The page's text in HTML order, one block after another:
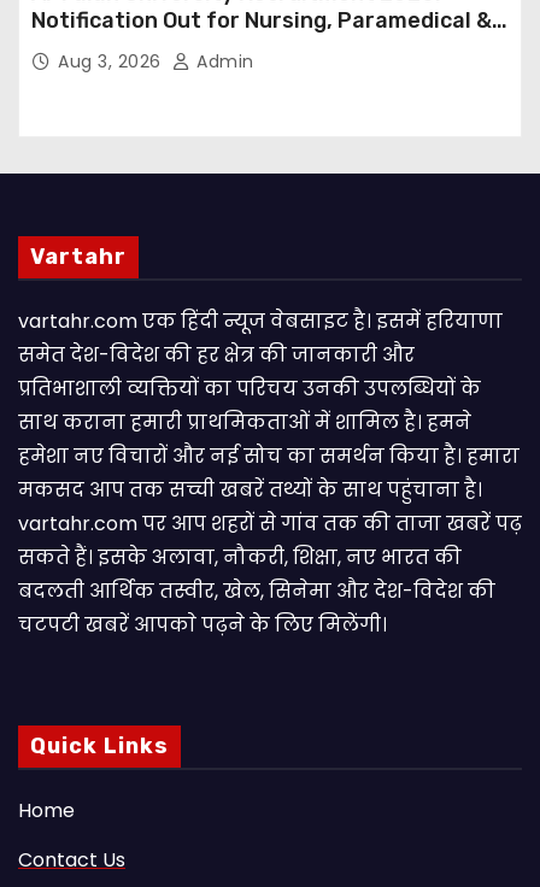
Notification Out for Nursing, Paramedical &
Supporting Staff Posts, Apply Through Email
Aug 3, 2026 Admin
Vartahr
vartahr.com एक हिंदी न्यूज वेबसाइट है। इसमें हरियाणा
समेत देश-विदेश की हर क्षेत्र की जानकारी और
प्रतिभाशाली व्यक्तियों का परिचय उनकी उपलब्धियों के
साथ कराना हमारी प्राथमिकताओं में शामिल है। हमने
हमेशा नए विचारों और नई सोच का समर्थन किया है। हमारा
मकसद आप तक सच्ची खबरें तथ्यों के साथ पहुंचाना है।
vartahr.com पर आप शहरों से गांव तक की ताजा खबरें पढ़
सकते हैं। इसके अलावा, नौकरी, शिक्षा, नए भारत की
बदलती आर्थिक तस्वीर, खेल, सिनेमा और देश-विदेश की
चटपटी खबरें आपकाे पढ़ने के लिए मिलेंगी।
Quick Links
Home
Contact Us